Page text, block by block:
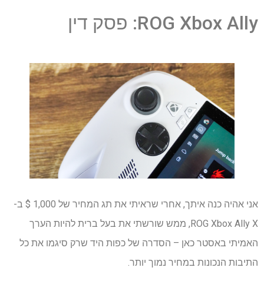
ROG Xbox Ally: פסק דין
אני אהיה כנה איתך, אחרי שראיתי את תג המחיר של 1,000 $ ב-
ROG Xbox Ally X, ממש שורשתי את בעל ברית להיות הערך
האמיתי באסטר כאן – הסדרה של כפות היד שרק סיגמו את כל
התיבות הנכונות במחיר נמוך יותר.